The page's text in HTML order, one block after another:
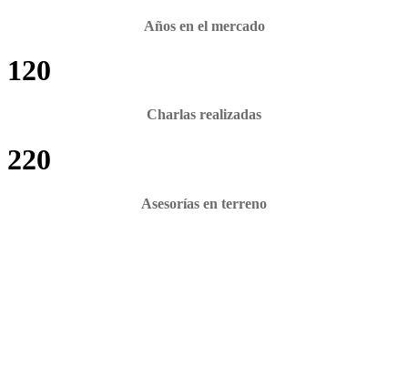
Años en el mercado
120
Charlas realizadas
220
Asesorías en terreno